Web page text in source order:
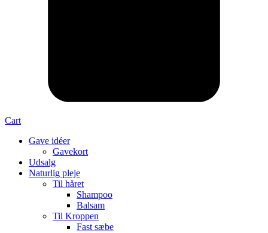
Cart
Gave idéer
Gavekort
Udsalg
Naturlig pleje
Til håret
Shampoo
Balsam
Til Kroppen
Fast sæbe